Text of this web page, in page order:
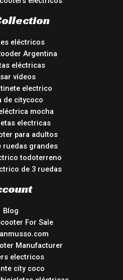
eléctricos
Argentina
eléctricas
vídeos
electrico
de citycoco
mocha
electricas
para adultos
ruedas grandes
todoterreno
de 3 ruedas
Blog
For Sale
Manufacturer
electricos
city coco